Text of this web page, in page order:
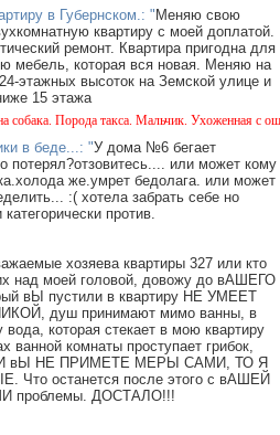
в Губернском.: "Меняю свою
квартиру с моей доплатой.
ремонт. Квартира пригодна для
мебель, которая вся новая. Меняю на
этажных высоток на Земской улице и
15 этажа
собака. Порода такса. Мальчик. Ухоженная с
в беде...: "У дома №6 бегает
потерял?отзовитесь.... или может кому
же.умрет бедолага. или может
:( хотела забрать себе но
против.
хозяева квартиры 327 или кто
над моей головой, довожу до вАШЕГО
вЫ пустили в квартиру НЕ УМЕЕТ
душ принимают мимо ванны, в
которая стекает в мою квартиру
комнаты проступает грибок,
вЫ НЕ ПРИМЕТЕ МЕРЫ САМИ, ТО Я
останется после этого с вАШЕЙ
проблемы. ДОСТАЛО!!!